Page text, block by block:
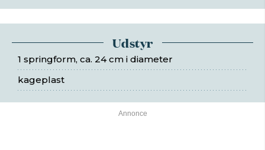
Udstyr
1 springform, ca. 24 cm i diameter
kageplast